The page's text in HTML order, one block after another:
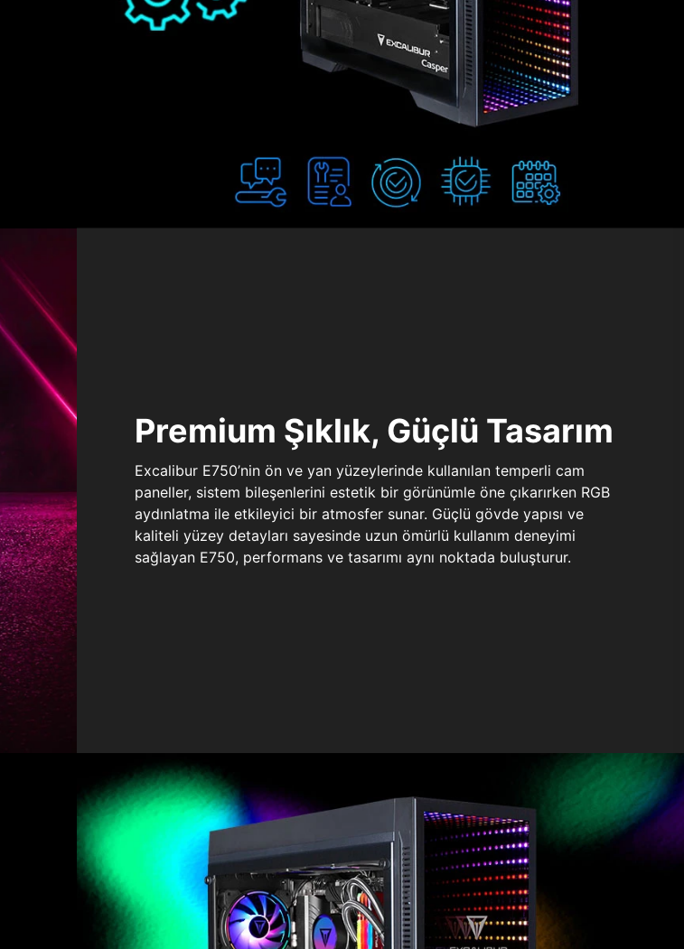
Premium Şıklık, Güçlü Tasarım
Excalibur E750’nin ön ve yan yüzeylerinde kullanılan temperli cam
paneller, sistem bileşenlerini estetik bir görünümle öne çıkarırken RGB
aydınlatma ile etkileyici bir atmosfer sunar. Güçlü gövde yapısı ve
kaliteli yüzey detayları sayesinde uzun ömürlü kullanım deneyimi
sağlayan E750, performans ve tasarımı aynı noktada buluşturur.